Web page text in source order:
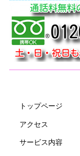
トップページ
アクセス
サービス内容